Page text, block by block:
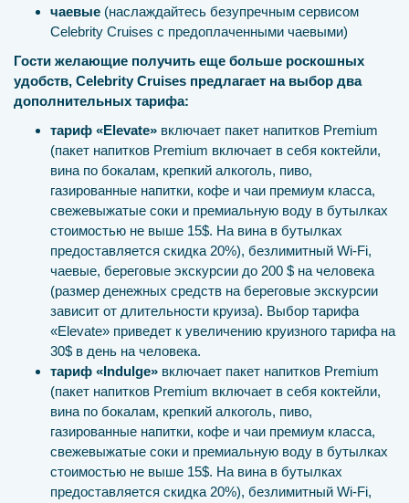
чаевые (наслаждайтесь безупречным сервисом
Celebrity Cruises с предоплаченными чаевыми)
Гости желающие получить еще больше роскошных
удобств, Celebrity Cruises предлагает на выбор два
дополнительных тарифа:
тариф «Elevate» включает пакет напитков Premium
(пакет напитков Premium включает в себя коктейли,
вина по бокалам, крепкий алкоголь, пиво,
газированные напитки, кофе и чаи премиум класса,
свежевыжатые соки и премиальную воду в бутылках
стоимостью не выше 15$. На вина в бутылках
предоставляется скидка 20%), безлимитный Wi-Fi,
чаевые, береговые экскурсии до 200 $ на человека
(размер денежных средств на береговые экскурсии
зависит от длительности круиза). Выбор тарифа
«Elevate» приведет к увеличению круизного тарифа на
30$ в день на человека.
тариф «Indulge» включает пакет напитков Premium
(пакет напитков Premium включает в себя коктейли,
вина по бокалам, крепкий алкоголь, пиво,
газированные напитки, кофе и чаи премиум класса,
свежевыжатые соки и премиальную воду в бутылках
стоимостью не выше 15$. На вина в бутылках
предоставляется скидка 20%), безлимитный Wi-Fi,